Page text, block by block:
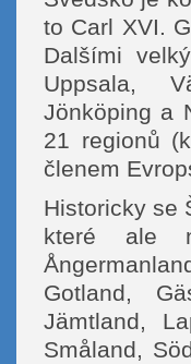
to Carl XVI.
Dalšími
Uppsala,
Jönköping a
21 regionů
členem
Historicky se
které ale
Gotland,
Jämtland,
Småland,